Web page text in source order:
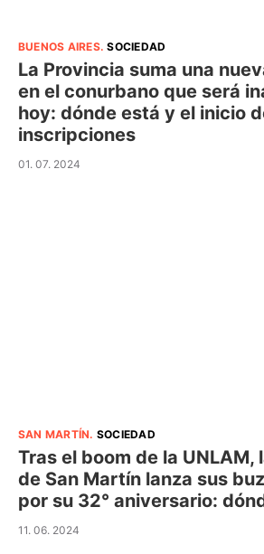
BUENOS AIRES.SOCIEDAD
La Provincia suma una
en el conurbano que será
hoy: dónde está y el inicio
inscripciones
01. 07. 2024
SAN MARTÍN. SOCIEDAD
Tras el boom de la UNLAM,
de San Martín lanza sus
por su 32° aniversario:
11. 06. 2024